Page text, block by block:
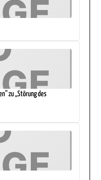
zu „Störung des